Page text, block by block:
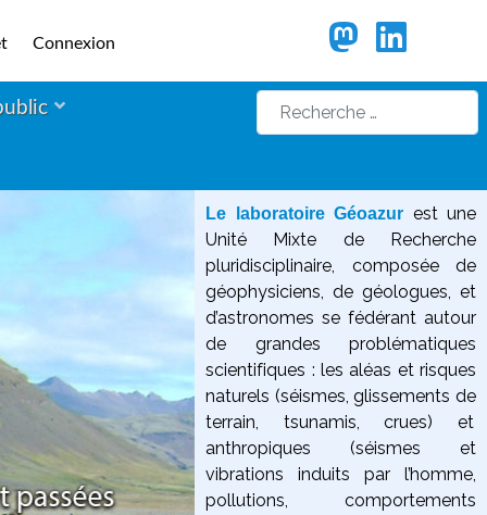
Connexion
Rechercher
Le laboratoire Géoazur est une
Unité Mixte de Recherche
pluridisciplinaire, composée de
géophysiciens, de géologues, et
d’astronomes se fédérant autour
de grandes problématiques
scientifiques : les aléas et risques
naturels (séismes, glissements de
terrain, tsunamis, crues) et
anthropiques (séismes et
vibrations induits par l’homme,
pollutions, comportements